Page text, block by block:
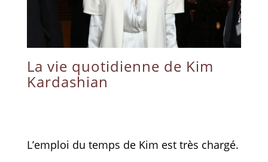
La vie quotidienne de Kim
Kardashian
L’emploi du temps de Kim est très chargé.